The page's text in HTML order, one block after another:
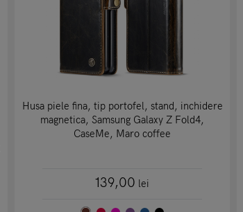
Husa piele fina, tip portofel, stand, inchidere
magnetica, Samsung Galaxy Z Fold4,
CaseMe, Maro coffee
139,00 lei